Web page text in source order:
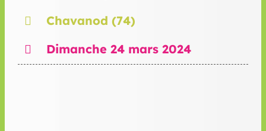
Chavanod (74)
Dimanche 24 mars 2024